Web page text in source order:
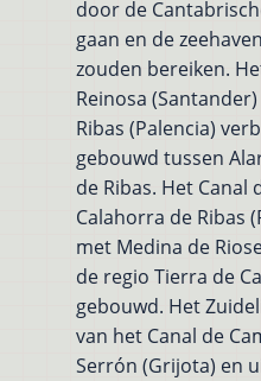
door de
gaan en de
zouden bereiken.
Reinosa
Ribas (Palencia)
gebouwd tussen
de Ribas. Het Canal
Calahorra de Ribas
met Medina de
de regio Tierra de
gebouwd. Het
van het Canal de
Serrón (Grijota) en